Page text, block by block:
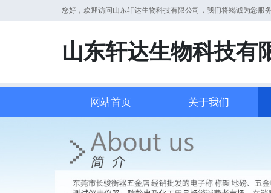
您好，欢迎访问山东轩达生物科技有限公司，我们将竭诚为您服
山东轩达生物科技有
网站首页 关于我们